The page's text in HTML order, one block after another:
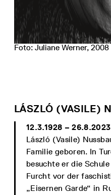
Foto: Juliane Werner, 2008
LÁSZLÓ (VASILE)
12.3.1928 – 26.8.2023
László (Vasile)
Familie geboren. In
besuchte er die
Furcht vor der
„Eisernen Garde“ in